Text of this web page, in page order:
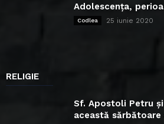
Adolescența,
Codlea 25 iunie 2020
RELIGIE
Sf. Apostoli Petru
această